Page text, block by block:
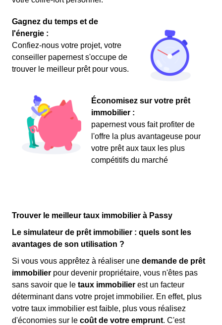
Gagnez du temps et de
l'énergie :
Confiez-nous votre projet, votre
conseiller papernest s'occupe de
trouver le meilleur prêt pour vous.
Économisez sur votre prêt
immobilier :
papernest vous fait profiter de
l'offre la plus avantageuse pour
votre prêt aux taux les plus
compétitifs du marché
Trouver le meilleur taux immobilier à Passy
Le simulateur de prêt immobilier : quels sont les
avantages de son utilisation ?
Si vous vous apprêtez à réaliser une demande de prêt
immobilier pour devenir propriétaire, vous n'êtes pas
sans savoir que le taux immobilier est un facteur
déterminant dans votre projet immobilier. En effet, plus
votre taux immobilier est faible, plus vous réalisez
d'économies sur le coût de votre emprunt. C'est